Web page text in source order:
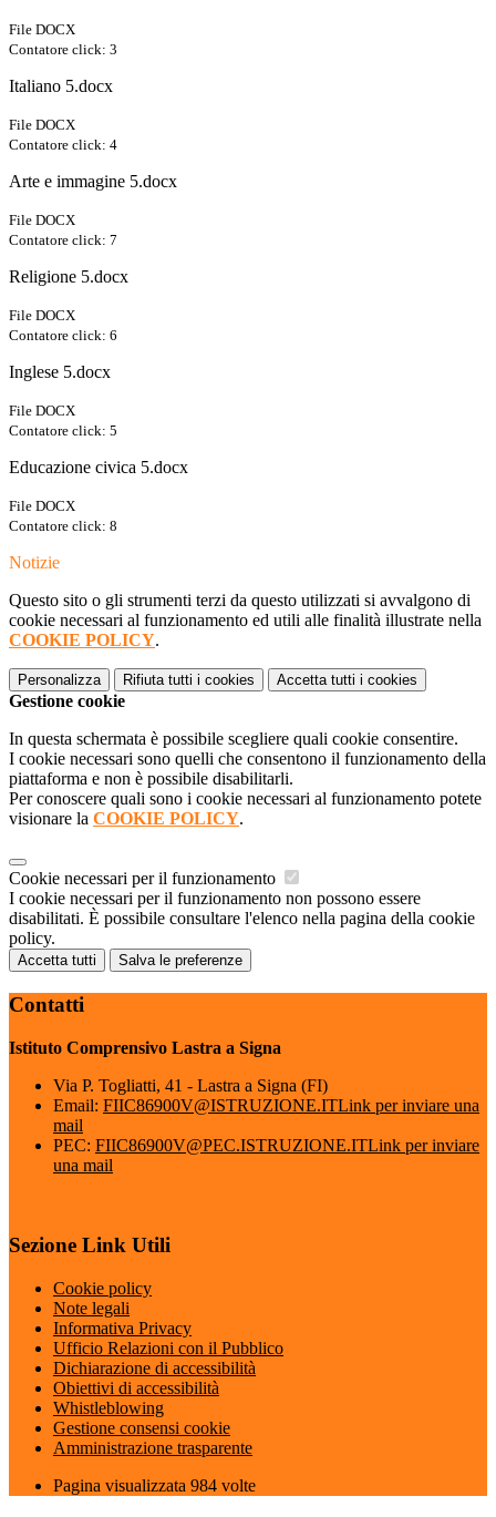
File DOCX
Contatore click: 3
Italiano 5.docx
File DOCX
Contatore click: 4
Arte e immagine 5.docx
File DOCX
Contatore click: 7
Religione 5.docx
File DOCX
Contatore click: 6
Inglese 5.docx
File DOCX
Contatore click: 5
Educazione civica 5.docx
File DOCX
Contatore click: 8
Notizie
Questo sito o gli strumenti terzi da questo utilizzati si avvalgono di
cookie necessari al funzionamento ed utili alle finalità illustrate nella
COOKIE POLICY.
Personalizza Rifiuta tutti i cookies Accetta tutti i cookies
Gestione cookie
In questa schermata è possibile scegliere quali cookie consentire.
I cookie necessari sono quelli che consentono il funzionamento della
piattaforma e non è possibile disabilitarli.
Per conoscere quali sono i cookie necessari al funzionamento potete
visionare la COOKIE POLICY.
Cookie necessari per il funzionamento
I cookie necessari per il funzionamento non possono essere
disabilitati. È possibile consultare l'elenco nella pagina della cookie
policy.
Accetta tutti Salva le preferenze
Contatti
Istituto Comprensivo Lastra a Signa
Via P. Togliatti, 41 - Lastra a Signa (FI)
Email: FIIC86900V@ISTRUZIONE.ITLink per inviare una
mail
PEC: FIIC86900V@PEC.ISTRUZIONE.ITLink per inviare
una mail
Sezione Link Utili
Cookie policy
Note legali
Informativa Privacy
Ufficio Relazioni con il Pubblico
Dichiarazione di accessibilità
Obiettivi di accessibilità
Whistleblowing
Gestione consensi cookie
Amministrazione trasparente
Pagina visualizzata 984 volte